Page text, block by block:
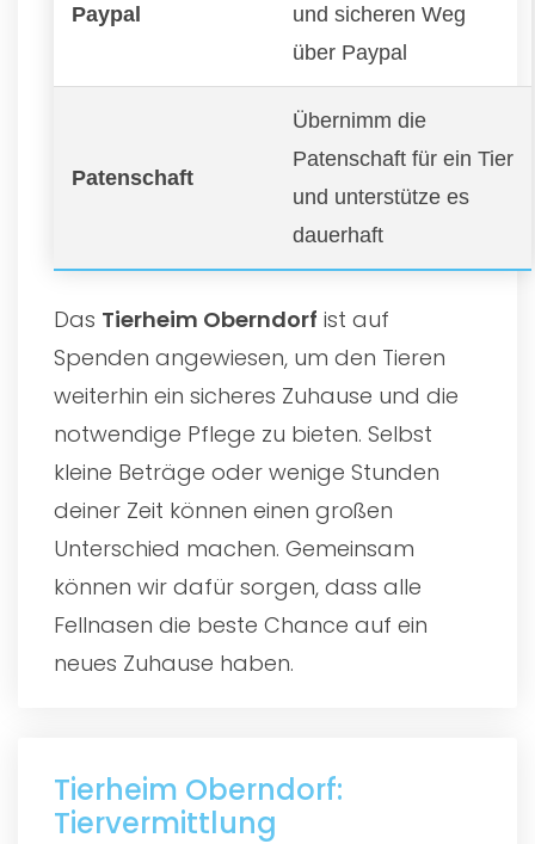
Paypal
und sicheren Weg
über Paypal
Patenschaft
Übernimm die
Patenschaft für ein Tier
und unterstütze es
dauerhaft
Das Tierheim Oberndorf ist auf
Spenden angewiesen, um den Tieren
weiterhin ein sicheres Zuhause und die
notwendige Pflege zu bieten. Selbst
kleine Beträge oder wenige Stunden
deiner Zeit können einen großen
Unterschied machen. Gemeinsam
können wir dafür sorgen, dass alle
Fellnasen die beste Chance auf ein
neues Zuhause haben.
Tierheim Oberndorf:
Tiervermittlung